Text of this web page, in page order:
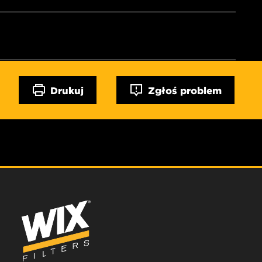
Drukuj Zgłoś problem